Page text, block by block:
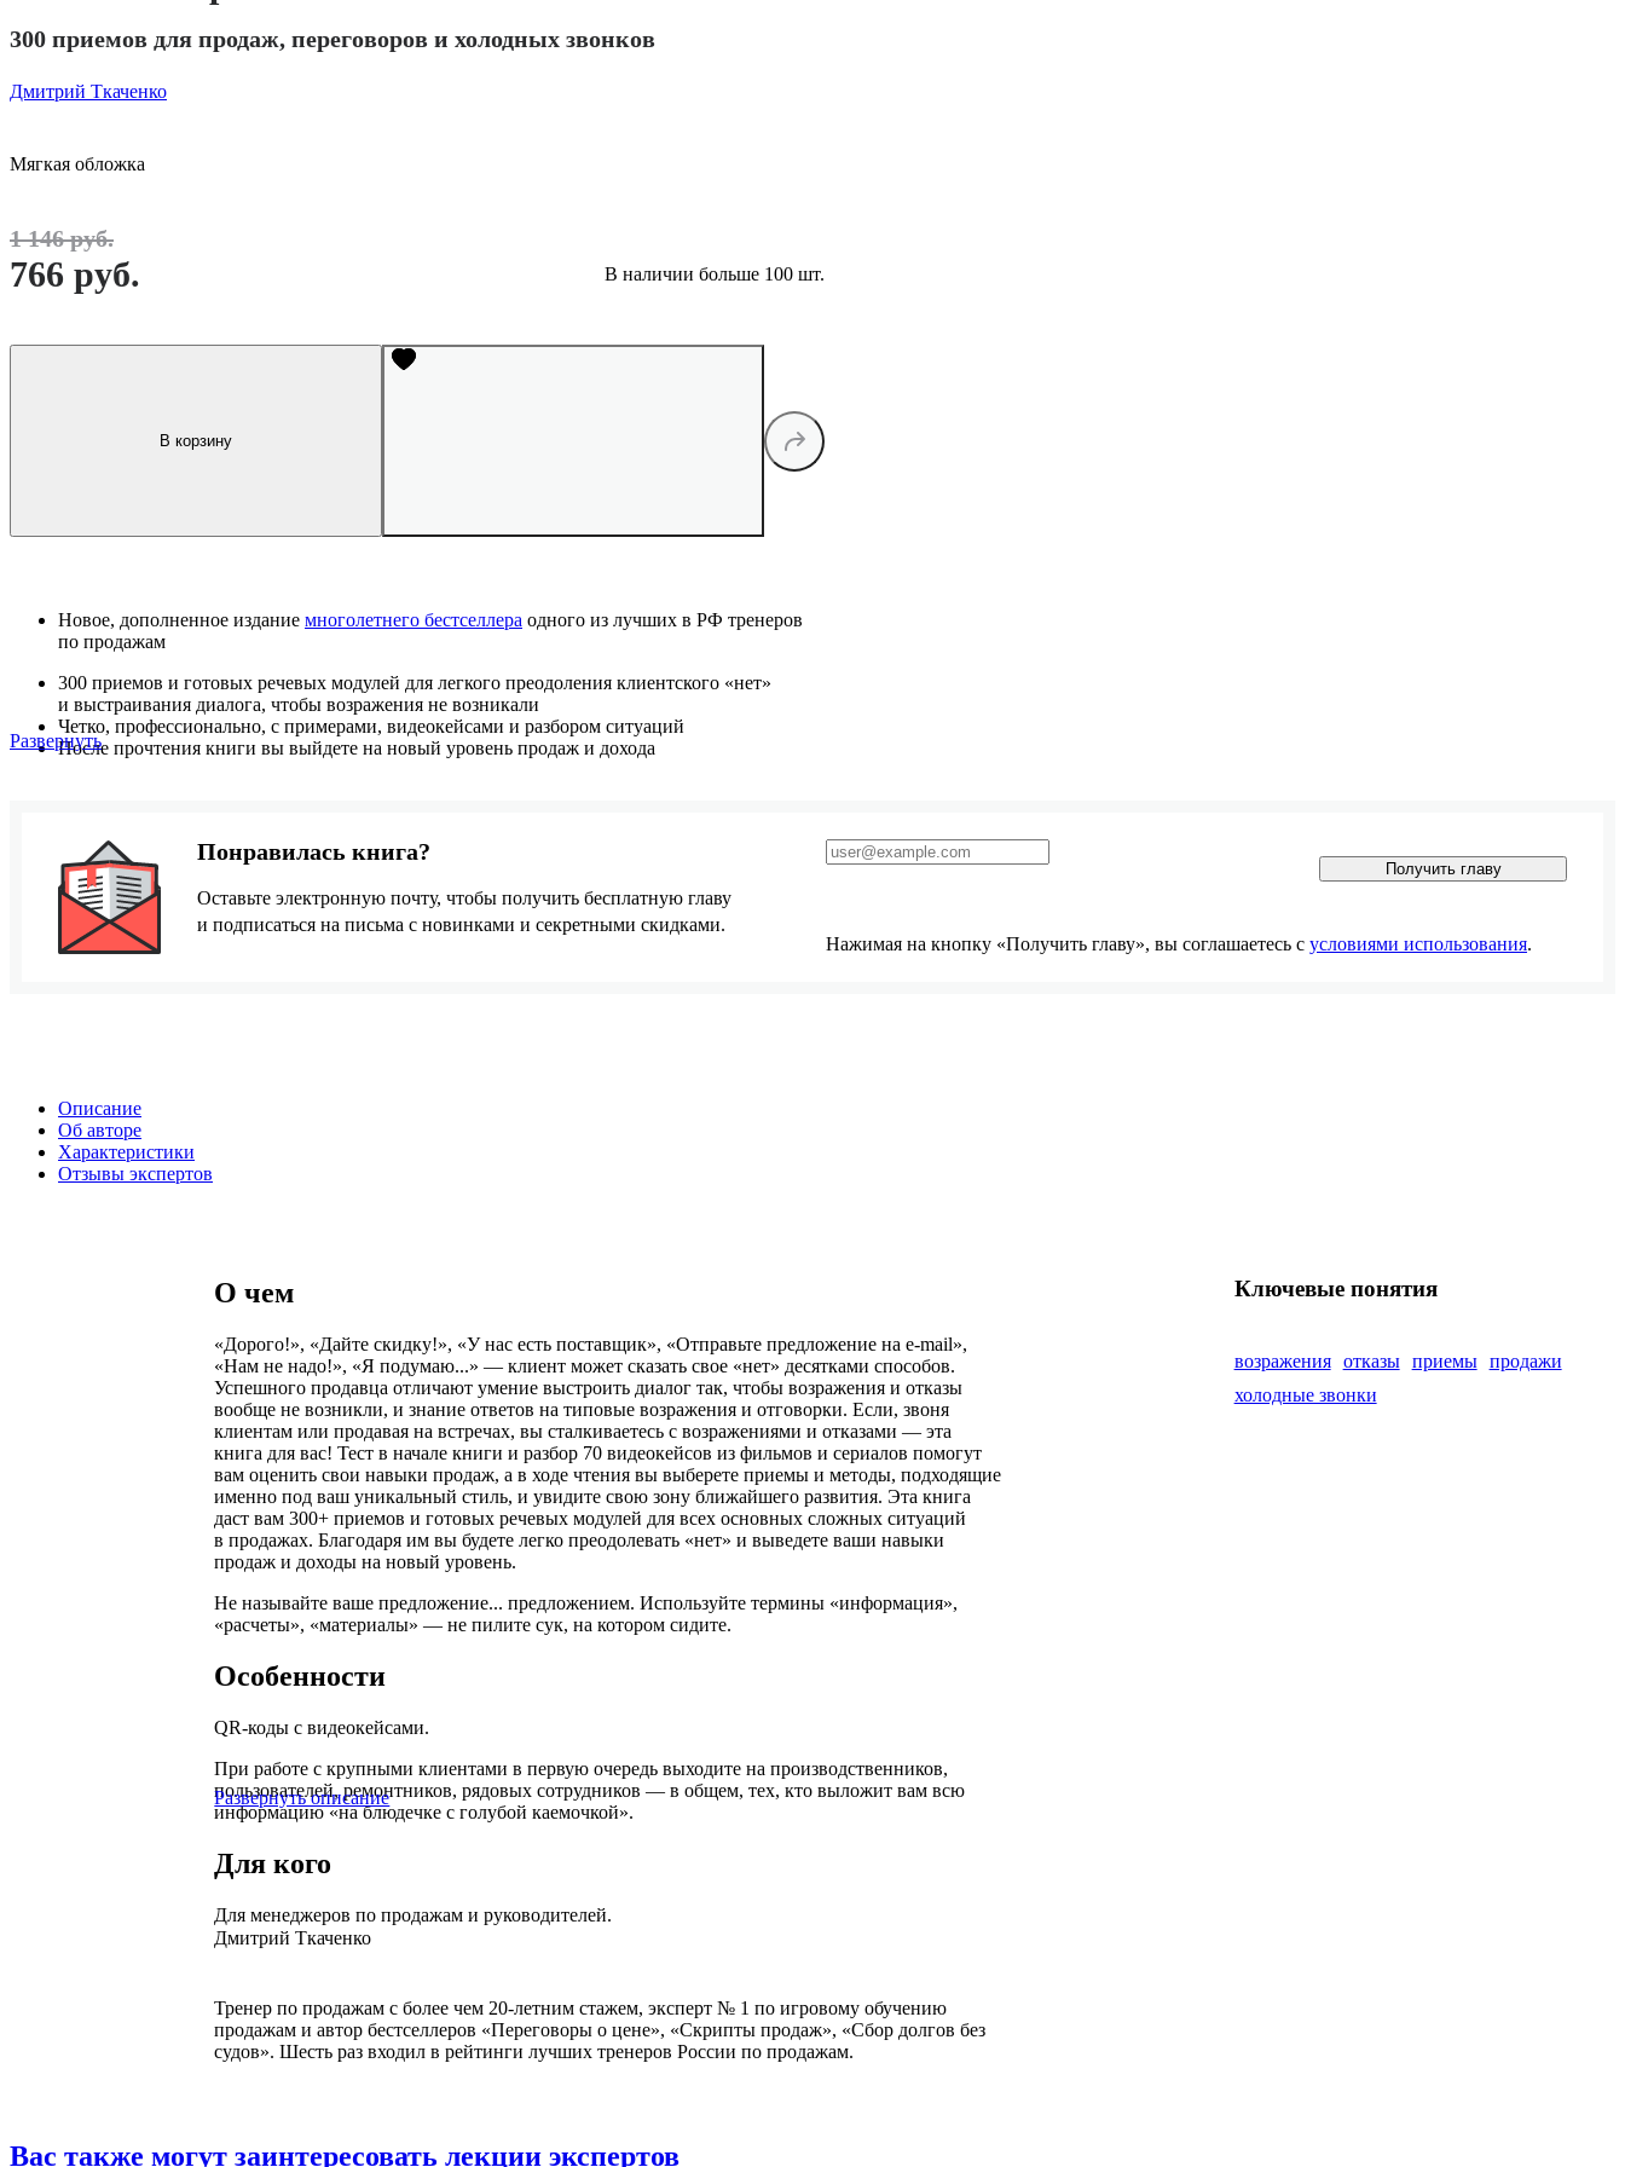
300 приемов для продаж, переговоров и холодных звонков
Дмитрий Ткаченко
Мягкая обложка
1 146 руб.
766 руб. В наличии больше 100 шт.
В корзину
Новое, дополненное издание многолетнего бестселлера одного из лучших в РФ тренеров
по продажам
300 приемов и готовых речевых модулей для легкого преодоления клиентского «нет»
и выстраивания диалога, чтобы возражения не возникали
Четко, профессионально, с примерами, видеокейсами и разбором ситуаций
После прочтения книги вы выйдете на новый уровень продаж и дохода
Развернуть
Описание
Об авторе
Характеристики
Отзывы экспертов
О чем
«Дорого!», «Дайте скидку!», «У нас есть поставщик», «Отправьте предложение на e-mail»,
«Нам не надо!», «Я подумаю...» — клиент может сказать свое «нет» десятками способов.
Успешного продавца отличают умение выстроить диалог так, чтобы возражения и отказы
вообще не возникли, и знание ответов на типовые возражения и отговорки. Если, звоня
клиентам или продавая на встречах, вы сталкиваетесь с возражениями и отказами — эта
книга для вас! Тест в начале книги и разбор 70 видеокейсов из фильмов и сериалов помогут
вам оценить свои навыки продаж, а в ходе чтения вы выберете приемы и методы, подходящие
именно под ваш уникальный стиль, и увидите свою зону ближайшего развития. Эта книга
даст вам 300+ приемов и готовых речевых модулей для всех основных сложных ситуаций
в продажах. Благодаря им вы будете легко преодолевать «нет» и выведете ваши навыки
продаж и доходы на новый уровень.
Не называйте ваше предложение... предложением. Используйте термины «информация»,
«расчеты», «материалы» — не пилите сук, на котором сидите.
Особенности
QR-коды с видеокейсами.
При работе с крупными клиентами в первую очередь выходите на производственников,
пользователей, ремонтников, рядовых сотрудников — в общем, тех, кто выложит вам всю
информацию «на блюдечке с голубой каемочкой».
Для кого
Для менеджеров по продажам и руководителей.
Развернуть описание
Ключевые понятия
возражения отказы приемы
продажи
холодные звонки
Дмитрий Ткаченко
Тренер по продажам с более чем 20-летним стажем, эксперт № 1 по игровому обучению
продажам и автор бестселлеров «Переговоры о цене», «Скрипты продаж», «Сбор долгов без
судов». Шесть раз входил в рейтинги лучших тренеров России по продажам.
Понравилась книга?
Оставьте электронную почту, чтобы получить бесплатную главу
и подписаться на письма с новинками и секретными скидками.
Получить главу
Нажимая на кнопку «Получить главу», вы соглашаетесь с условиями использования.
Вас также могут заинтересовать лекции экспертов